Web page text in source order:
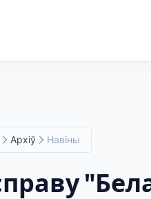
Архіў Навіны